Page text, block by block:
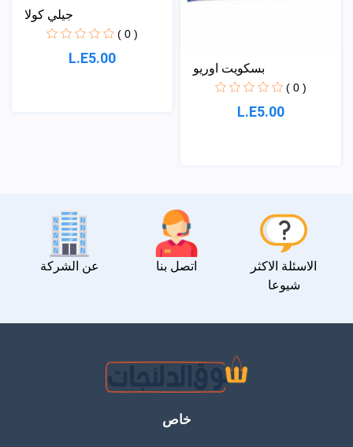
جيلي كولا
( 0 )
L.E5.00
بسكويت اوريو
( 0 )
L.E5.00
عن الشركة اتصل بنا
الاسئلة الاكثر
شيوعا
خاص